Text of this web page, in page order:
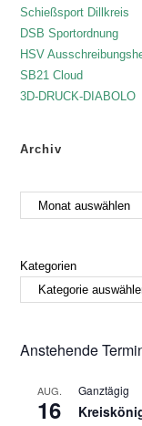
Schießsport Dillkreis
DSB Sportordnung
HSV
SB21 Cloud
3D-DRUCK-DIABOLO
Archiv
Kategorien
Anstehende
AUG.
16
Ganztägig